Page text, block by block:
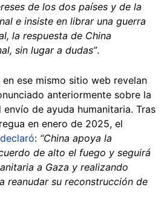
de los dos países y de la
e insiste en librar una guerra
la respuesta de China
sin lugar a dudas”.
ese mismo sitio web revelan
anteriormente sobre la
de ayuda humanitaria. Tras
en enero de 2025, el
declaró: “China apoya la
de alto el fuego y seguirá
a Gaza y realizando
reanudar su reconstrucción de